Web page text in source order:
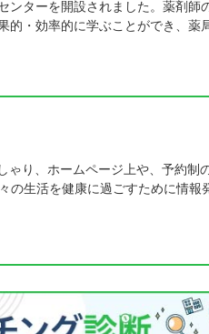
ンターを開設されました。薬剤師
的・効率的に学ぶことができ、薬
ゃり、ホームページ上や、予約制
の生活を健康に過ごすために情報